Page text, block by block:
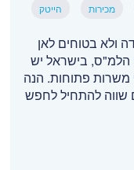
מכירות הייטק
ולא בטוחים לאן
הלמ"ס, בישראל יש
131 אלף משרות פתוחות. הנה
להתחיל לחפש